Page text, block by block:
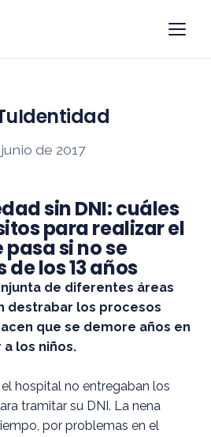
de 2017
sin DNI: cuáles
para realizar el
si no se
los 13 años
de diferentes áreas
destrabar los procesos
que se demore años en
los niños.
hospital no entregaban los
tramitar su DNI. La nena
por problemas en el